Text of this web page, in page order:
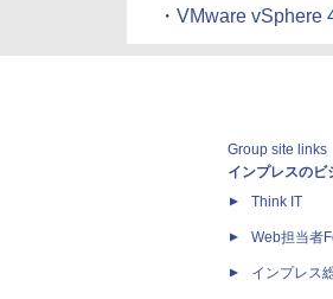
・ VMware vSphere
Group site links
インプレスのビ
Think IT
Web担当者
インプレス